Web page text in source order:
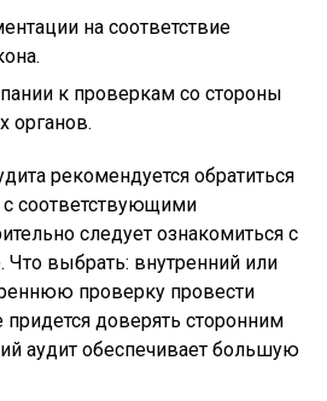
на соответствие
к проверкам со стороны
органов.
рекомендуется обратиться
соответствующими
следует ознакомиться с
Что выбрать: внутренний или
проверку провести
доверять сторонним
аудит обеспечивает большую